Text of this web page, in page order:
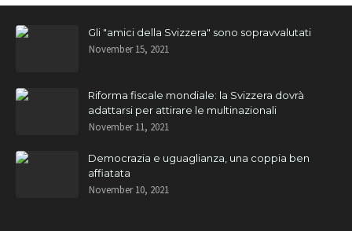
Gli "amici della Svizzera" sono sopravvalutati
November 15, 2021
Riforma fiscale mondiale: la Svizzera dovrà
adattarsi per attirare le multinazionali
November 11, 2021
Democrazia e uguaglianza, una coppia ben
affiatata
November 10, 2021